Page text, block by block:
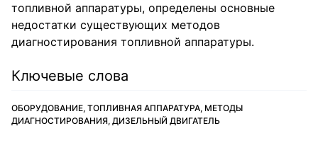
топливной аппаратуры, определены основные
недостатки существующих методов
диагностирования топливной аппаратуры.
Ключевые слова
ОБОРУДОВАНИЕ, ТОПЛИВНАЯ АППАРАТУРА, МЕТОДЫ
ДИАГНОСТИРОВАНИЯ, ДИЗЕЛЬНЫЙ ДВИГАТЕЛЬ